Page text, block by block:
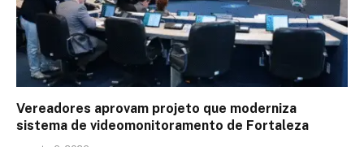
Vereadores aprovam projeto que moderniza
sistema de videomonitoramento de Fortaleza